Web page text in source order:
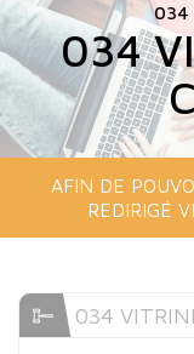
034
034
AFIN DE
REDIRIGÉ
034